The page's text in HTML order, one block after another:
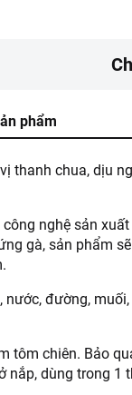
phẩm
thanh chua, dịu
nghệ sản
gà, sản phẩm
nước, đường,
tôm chiên. Bảo
nắp, dùng trong 1